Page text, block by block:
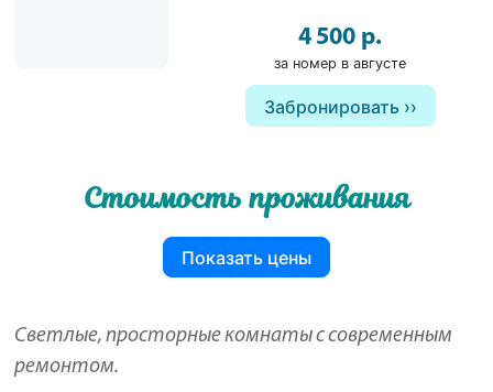
4 500 р.
за номер в августе
Забронировать
Стоимость проживания
Показать цены
Светлые, просторные комнаты с современным
ремонтом.